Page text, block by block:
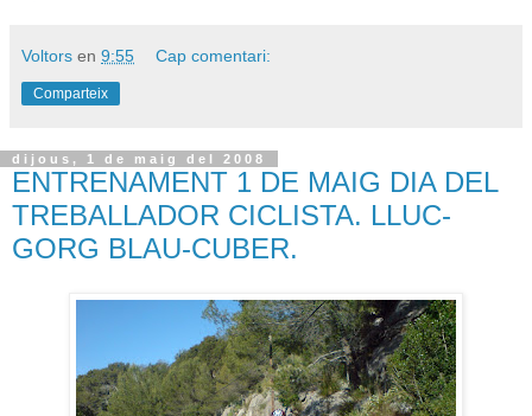
Voltors en 9:55 Cap comentari:
Comparteix
dijous, 1 de maig del 2008
ENTRENAMENT 1 DE MAIG DIA DEL
TREBALLADOR CICLISTA. LLUC-
GORG BLAU-CUBER.